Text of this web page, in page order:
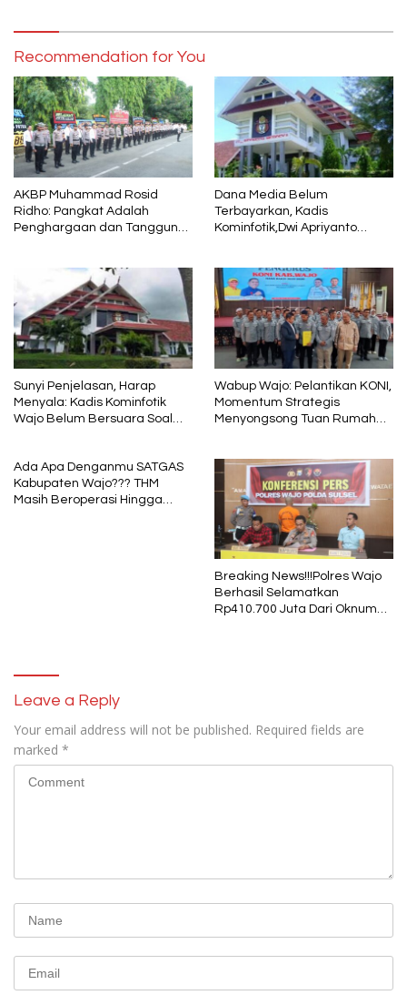
Recommendation for You
AKBP Muhammad Rosid
Ridho: Pangkat Adalah
Penghargaan dan Tanggung
Dana Media Belum
Terbayarkan, Kadis
Kominfotik,Dwi Apriyanto
Sunyi Penjelasan, Harap
Menyala: Kadis Kominfotik
Wajo Belum Bersuara Soal
Wabup Wajo: Pelantikan KONI,
Momentum Strategis
Menyongsong Tuan Rumah
Ada Apa Denganmu SATGAS
Kabupaten Wajo??? THM
Masih Beroperasi Hingga
Breaking News!!!Polres Wajo
Berhasil Selamatkan
Rp410.700 Juta Dari Oknum
Leave a Reply
Your email address will not be published. Required fields are
marked *